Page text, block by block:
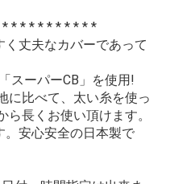
* * * * * * * * * *
丈夫なカバーであって
スーパーCB」を使用!
に比べて、太い糸を使っ
長くお使い頂けます。
。安心安全の日本製で